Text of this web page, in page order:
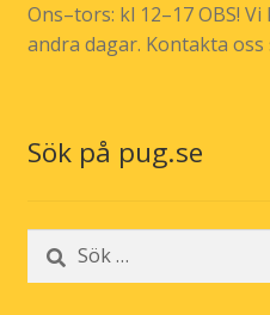
Ons–tors: kl 12–17 OBS!
andra dagar. Kontakta oss
Sök på pug.se
Sök
efter: